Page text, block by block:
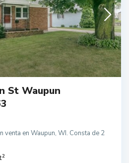
St Waupun
venta en Waupun, WI. Consta de 2
2